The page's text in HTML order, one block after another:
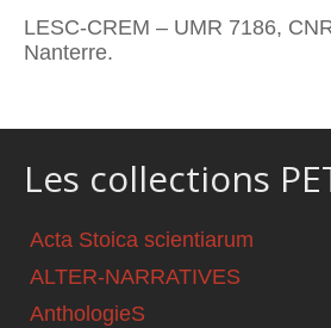
LESC-CREM – UMR 7186,
Nanterre.
Les collections
Acta Stoica scientiarum
ALTER-NARRATIVES
AnthologieS